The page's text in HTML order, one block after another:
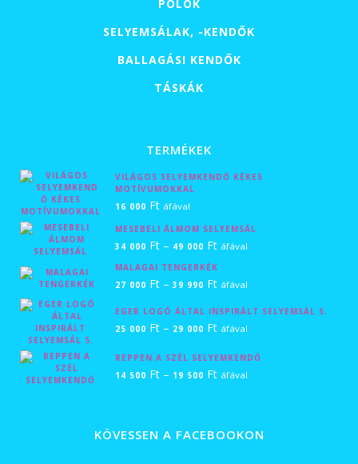
PÓLÓK
SELYEMSÁLAK, -KENDŐK
BALLAGÁSI KENDŐK
TÁSKÁK
TERMÉKEK
VILÁGOS SELYEMKENDŐ KÉKES
MOTÍVUMOKKAL
16 000 Ft áfával
MESEBELI ÁLMOM SELYEMSÁL
34 000 Ft – 49 000 FtÁrtartomány:
34
000 Ft
-
49
áfával
MALAGAI TENGERKÉK
27 000 Ft – 39 990 FtÁrtartomány:
000 Ft
39
990 Ft
áfával
EGER LOGÓ ÁLTAL INSPIRÁLT SELYEMSÁL 5.
25 000 Ft – 29 000 FtÁrtartomány:
áfával
REPPEN A SZÉL SELYEMKENDŐ
14 500 Ft – 19 500 FtÁrtartomány:
-
áfával
KÖVESSEN A FACEBOOKON